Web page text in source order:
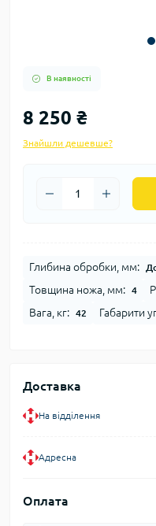
В наявності
8 250 ₴
Знайшли дешевше?
Глибина обробки, мм:
Товщина ножа, мм: 4
Вага, кг: 42 Габарити
Доставка
На відділення
Адресна
Оплата